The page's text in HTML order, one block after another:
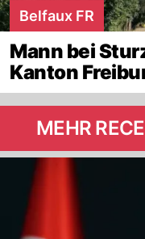
Belfaux FR
Mann bei
Kanton
MEHR